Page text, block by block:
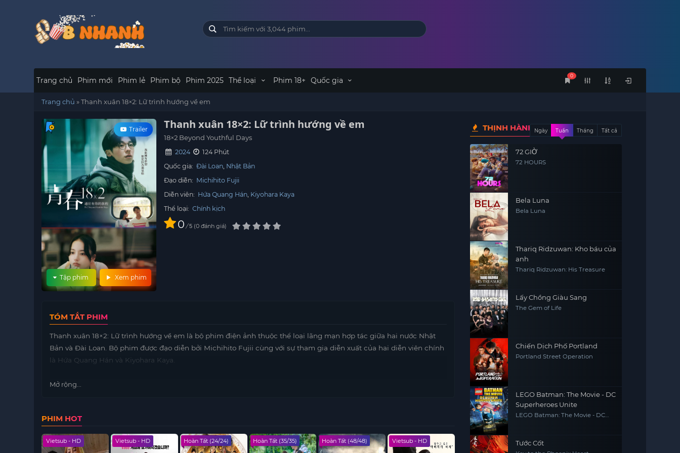
0
Trang chủ Phim mới Phim lẻ Phim bộ Phim 2025 Thể loại Phim 18+ Quốc gia
Trang chủ »Thanh xuân 18×2: Lữ trình hướng về em
Trailer
Xem phim
Tập phim
Thanh xuân 18×2: Lữ trình hướng về em
18×2 Beyond Youthful Days
2024
124 Phút
Quốc gia: Đài Loan Nhật Bản
Đạo diễn: Michihito Fujii
Diễn viên: Hứa Quang Hán Kiyohara Kaya
Thể loại: Chính kịch
0 / 5 0 đánh giá
TÓM TẮT PHIM
Thanh xuân 18×2: Lữ trình hướng về em là bộ phim điện ảnh thuộc thể loại lãng mạn hợp tác giữa hai nước Nhật
Bản và Đài Loan. Bộ phim được đạo diễn bởi Michihito Fujii cùng với sự tham gia diễn xuất của hai diễn viên chính
là Hứa Quang Hán và Kiyohara Kaya.
Mở rộng...
PHIM HOT
Vietsub - HD Vietsub - HD Hoàn Tất (24/24) Hoàn Tất (35/35) Hoàn Tất (48/48) Vietsub - HD Hoàn Tất (5/5) Vietsub - HD
THỊNH HÀNHNgày Tuần Tháng Tất cả
72 GIỜ
72 HOURS
Bela Luna
Bela Luna
Thariq Ridzuwan: Kho báu của
anh
Thariq Ridzuwan: His Treasure
Lấy Chồng Giàu Sang
The Gem of Life
Chiến Dịch Phố Portland
Portland Street Operation
LEGO Batman: The Movie - DC
Superheroes Unite
LEGO Batman: The Movie - DC
Tước Cốt